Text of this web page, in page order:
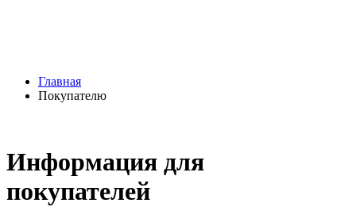
Главная
Покупателю
Информация для
покупателей